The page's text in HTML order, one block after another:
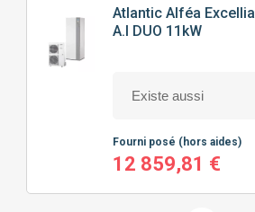
Atlantic Alféa Excellia
A.I DUO 11kW
Fourni posé (hors aides)
12 859,81 €